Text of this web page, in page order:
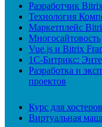
Разработчик
Технология
Маркетплейс
Многосайтовость
Vue.js и Bitrix
1С-Битрикс:
Разработка и
проектов
Курс для хостеров
Виртуальная